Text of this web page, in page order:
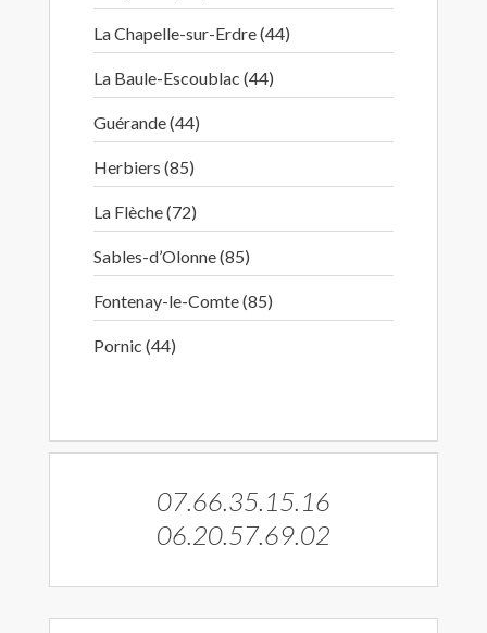
La Chapelle-sur-Erdre (44)
La Baule-Escoublac (44)
Guérande (44)
Herbiers (85)
La Flèche (72)
Sables-d’Olonne (85)
Fontenay-le-Comte (85)
Pornic (44)
07.66.35.15.16
06.20.57.69.02